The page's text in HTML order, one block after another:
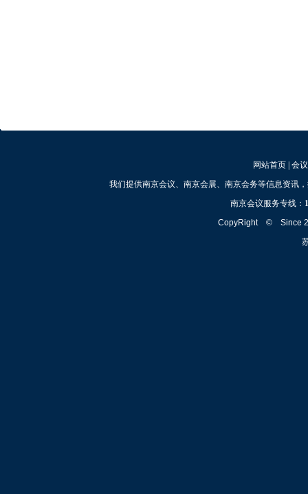
网站首页| 会
我们提供南京会议、南京会展、南京会务等信息资讯
南京会议服务专线：
CopyRight © Since